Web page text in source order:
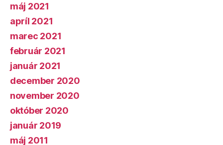
máj 2021
apríl 2021
marec 2021
február 2021
január 2021
december 2020
november 2020
október 2020
január 2019
máj 2011